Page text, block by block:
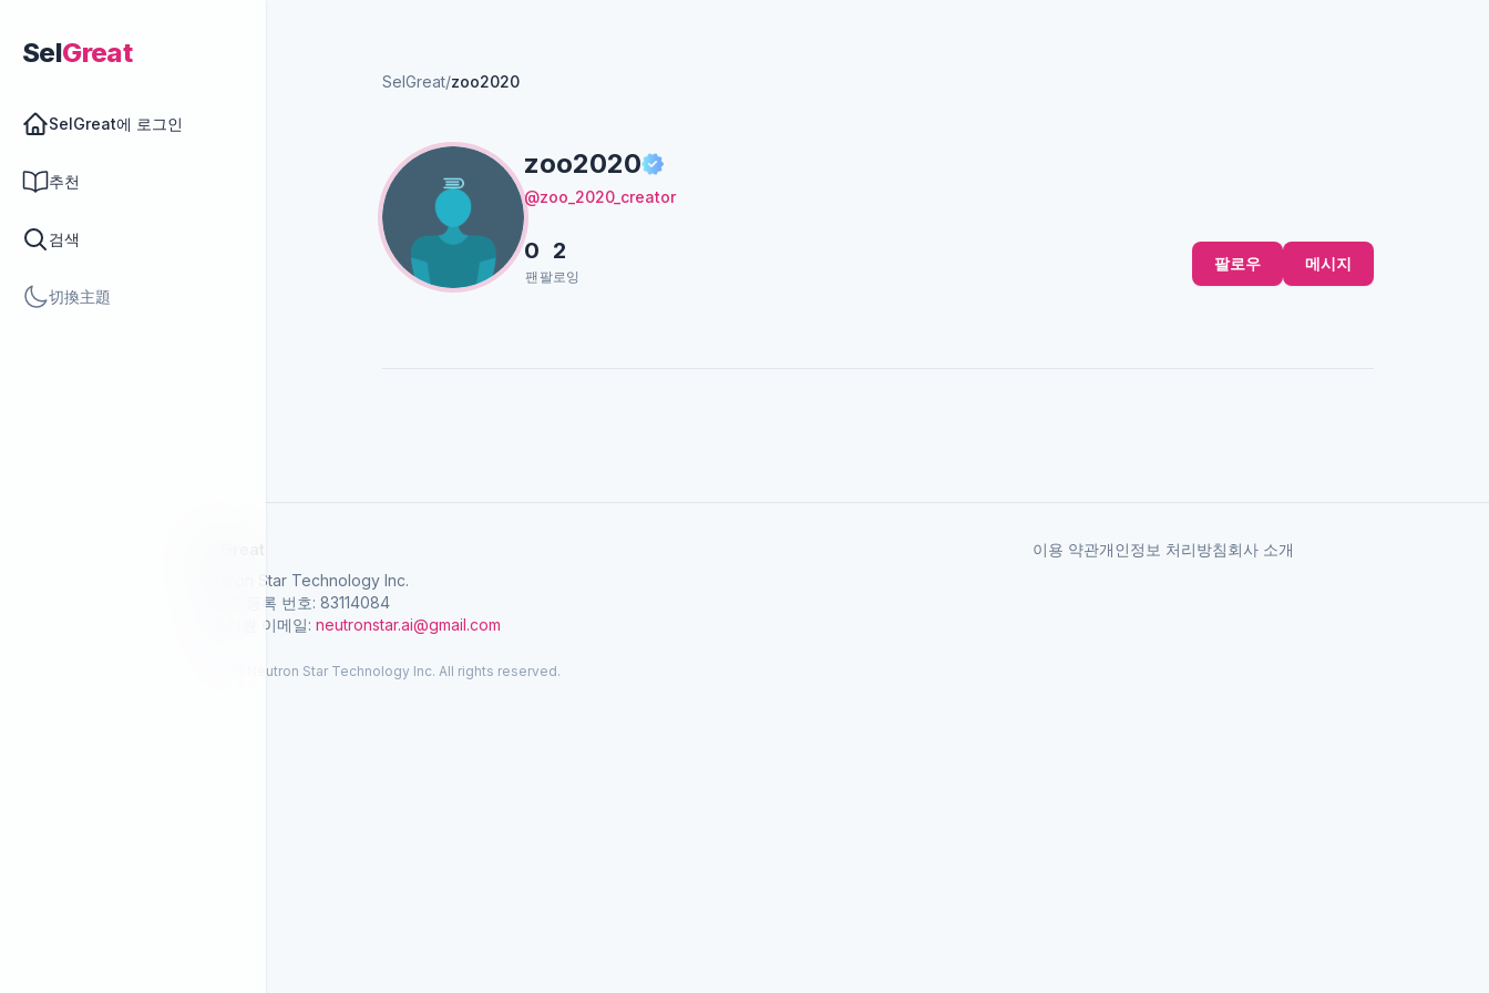
SelGreat
SelGreat에 로그인
추천
검색
切換主題
SelGreat/zoo2020
zoo2020
@zoo_2020_creator
0
팬
2
팔로잉
팔로우 메시지
Neutron Star Technology Inc.
사업자 등록 번호: 83114084
고객지원 이메일: neutronstar.ai@gmail.com
이용 약관개인정보 처리방침회사 소개
© 2026 Neutron Star Technology Inc. All rights reserved.